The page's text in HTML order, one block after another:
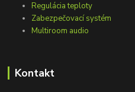
Regulácia teploty
Zabezpečovací systém
Multiroom audio
Kontakt